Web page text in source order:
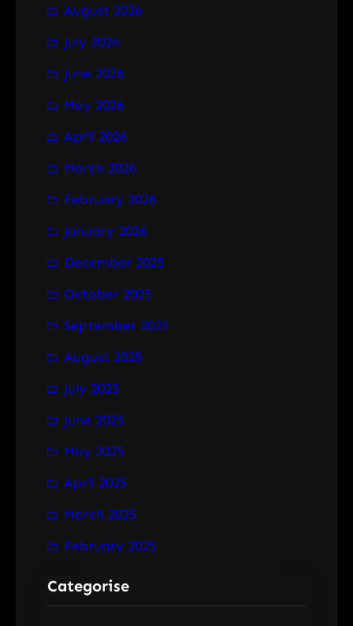
c
h
August 2026
July 2026
June 2026
May 2026
April 2026
March 2026
February 2026
January 2026
December 2025
October 2025
September 2025
August 2025
July 2025
June 2025
May 2025
April 2025
March 2025
February 2025
Categorise